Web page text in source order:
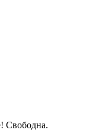
Свободна.